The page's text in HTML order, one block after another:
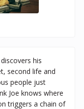
his
second life and
people just
Joe knows where
triggers a chain of